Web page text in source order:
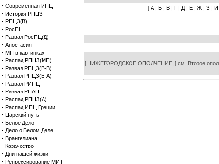
· Современная ИПЦ
· История РПЦЗ
· РПЦЗ(В)
· РосПЦ
· Развал РосПЦ(Д)
· Апостасия
· МП в картинках
· Распад РПЦЗ(МП)
· Развал РПЦЗ(В-В)
· Развал РПЦЗ(В-А)
· Развал РИПЦ
· Развал РПАЦ
· Распад РПЦЗ(А)
· Распад ИПЦ Греции
· Царский путь
· Белое Дело
· Дело о Белом Деле
· Врангелиана
· Казачество
· Дни нашей жизни
· Репрессирование МИТ
[ А | Б | В | Г | Д | Е | Ж | З | И
[ НИЖЕГОРОДСКОЕ ОПОЛЧЕНИЕ, ] см. Второе